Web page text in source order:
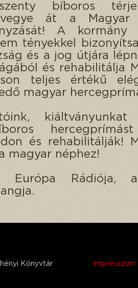
bíboros
vegye át a Magyar
A kormány
tényekkel
és a jog útjára
és rehabilitálja
teljes értékű
magyar
kiáltványunkat
és rehabilitálják!
magyar néphez!
Európa Rádiója, a
Könyvtár Impresszum